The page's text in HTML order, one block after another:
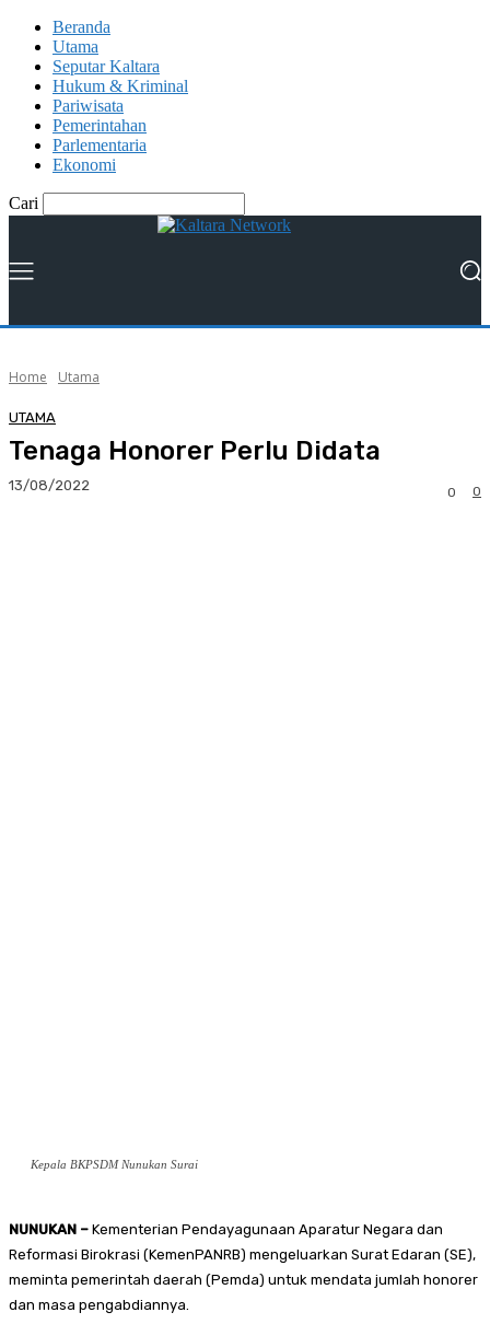
Beranda
Utama
Seputar Kaltara
Hukum & Kriminal
Pariwisata
Pemerintahan
Parlementaria
Ekonomi
Cari
Home Utama
UTAMA
Tenaga Honorer Perlu Didata
13/08/2022 0
0
Kepala BKPSDM Nunukan Surai
NUNUKAN – Kementerian Pendayagunaan Aparatur Negara dan
Reformasi Birokrasi (KemenPANRB) mengeluarkan Surat Edaran (SE),
meminta pemerintah daerah (Pemda) untuk mendata jumlah honorer
dan masa pengabdiannya.